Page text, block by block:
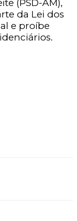
(PSD-AM),
da Lei dos
e proíbe